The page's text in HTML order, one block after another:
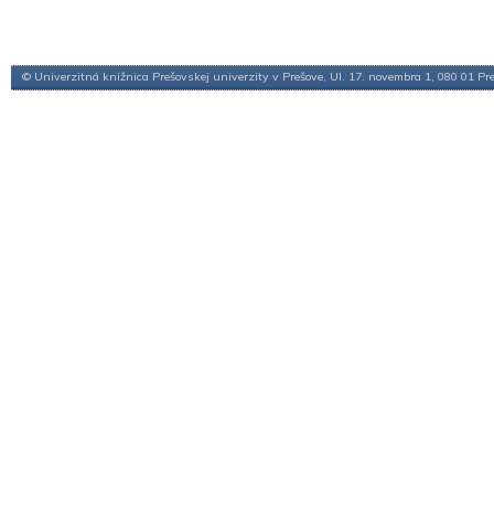
© Univerzitná knižnica Prešovskej univerzity v Prešove, Ul. 17. novembra 1, 080 01